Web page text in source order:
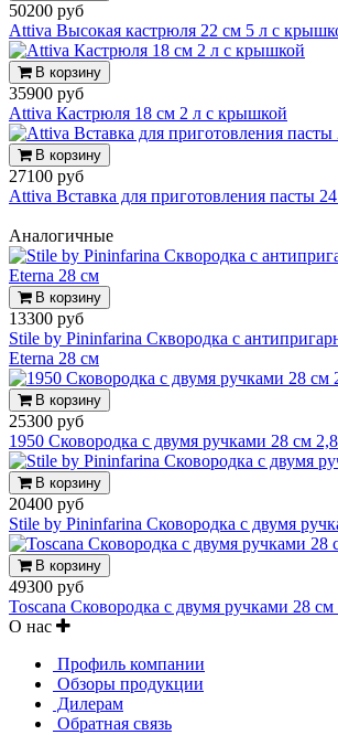
50200 руб
Attiva Высокая кастрюля 22 см 5 л с
В корзину
35900 руб
Attiva Кастрюля 18 см 2 л с крышкой
В корзину
27100 руб
Attiva Вставка для приготовления пасты
Аналогичные
В корзину
13300 руб
Stile by Pininfarina Сквородка с
Eterna 28 см
В корзину
25300 руб
1950 Сковородка с двумя ручками 28 см
В корзину
20400 руб
Stile by Pininfarina Сковородка с двумя
В корзину
49300 руб
Toscana Сковородка с двумя ручками 28
О нас
Профиль компании
Обзоры продукции
Дилерам
Обратная связь